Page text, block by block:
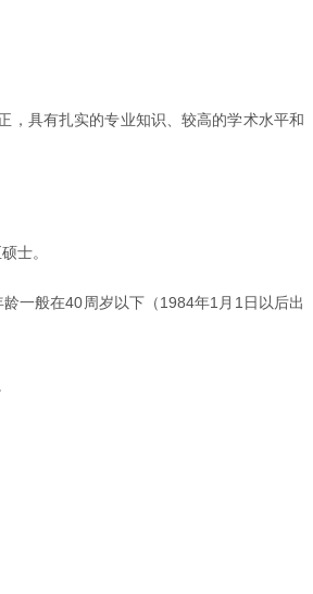
，具有扎实的专业知识、较高的学术水平和
士。
一般在40周岁以下（1984年1月1日以后出